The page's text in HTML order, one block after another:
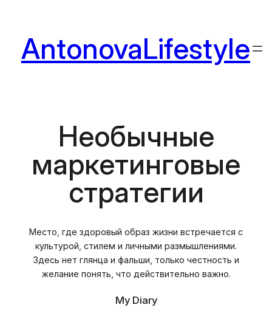
содержимому
AntonovaLifestyle
Необычные
маркетинговые
стратегии
Место, где здоровый образ жизни встречается с
культурой, стилем и личными размышлениями.
Здесь нет глянца и фальши, только честность и
желание понять, что действительно важно.
My Diary